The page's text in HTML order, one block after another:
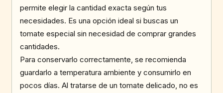
permite elegir la cantidad exacta según tus
necesidades. Es una opción ideal si buscas un
tomate especial sin necesidad de comprar grandes
cantidades.
Para conservarlo correctamente, se recomienda
guardarlo a temperatura ambiente y consumirlo en
pocos días. Al tratarse de un tomate delicado, no es